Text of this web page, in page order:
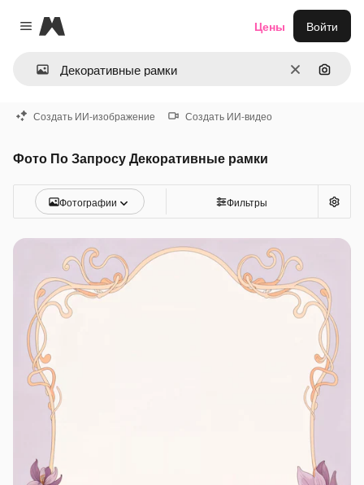
Close menu
Magnific
ОчиститьПоиск
Цены Войти
Создать ИИ-изображение Создать ИИ-видео
Фото По Запросу Декоративные рамки
Фотографии Фильтры